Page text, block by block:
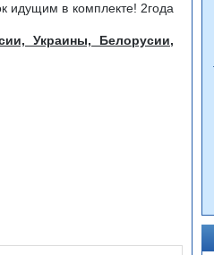
идущим в комплекте! 2года
Украины, Белорусии,